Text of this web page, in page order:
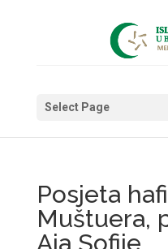
Select Page
Posjeta
Muštuera,
Aja Sofije.